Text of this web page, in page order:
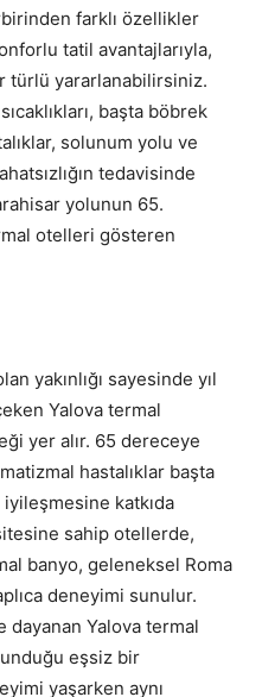
farklı özellikler
tatil avantajlarıyla,
türlü yararlanabilirsiniz.
başta böbrek
solunum yolu ve
tedavisinde
yolunun 65.
otelleri gösteren
yakınlığı sayesinde yıl
Yalova termal
yer alır. 65 dereceye
hastalıklar başta
katkıda
sahip otellerde,
banyo, geleneksel Roma
deneyimi sunulur.
Yalova termal
eşsiz bir
yaşarken aynı